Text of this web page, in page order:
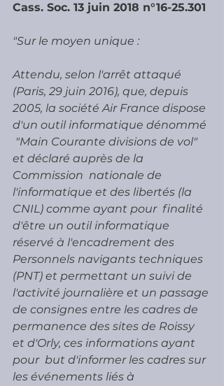
Cass. Soc. 13 juin 2018 n°16-25.301
"Sur le moyen unique :
Attendu, selon l'arrêt attaqué
(Paris, 29 juin 2016), que, depuis
2005, la société Air France dispose
d'un outil informatique dénommé
"Main Courante divisions de vol"
et déclaré auprès de la
Commission  nationale de
l'informatique et des libertés (la
CNIL) comme ayant pour  finalité
d'être un outil informatique
réservé à l'encadrement des
Personnels navigants techniques
(PNT) et permettant un suivi de
l'activité journalière et un passage
de consignes entre les cadres de
permanence des sites de Roissy
et d'Orly, ces informations ayant
pour  but d'informer les cadres sur
les événements liés à